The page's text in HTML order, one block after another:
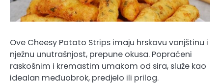
Ove Cheesy Potato Strips imaju hrskavu vanjštinu i
nježnu unutrašnjost, prepune okusa. Popraćeni
raskošnim i kremastim umakom od sira, služe kao
idealan međuobrok, predjelo ili prilog.